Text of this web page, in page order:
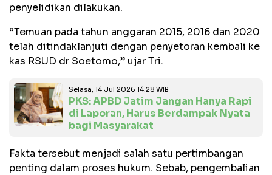
penyelidikan dilakukan.
“Temuan pada tahun anggaran 2015, 2016 dan 2020
telah ditindaklanjuti dengan penyetoran kembali ke
kas RSUD dr Soetomo,” ujar Tri.
Selasa, 14 Jul 2026 14:28 WIB
PKS: APBD Jatim Jangan Hanya Rapi
di Laporan, Harus Berdampak Nyata
bagi Masyarakat
Fakta tersebut menjadi salah satu pertimbangan
penting dalam proses hukum. Sebab, pengembalian